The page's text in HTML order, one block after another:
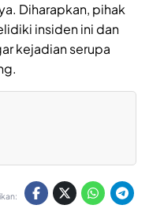
Diharapkan, pihak
insiden ini dan
kejadian serupa